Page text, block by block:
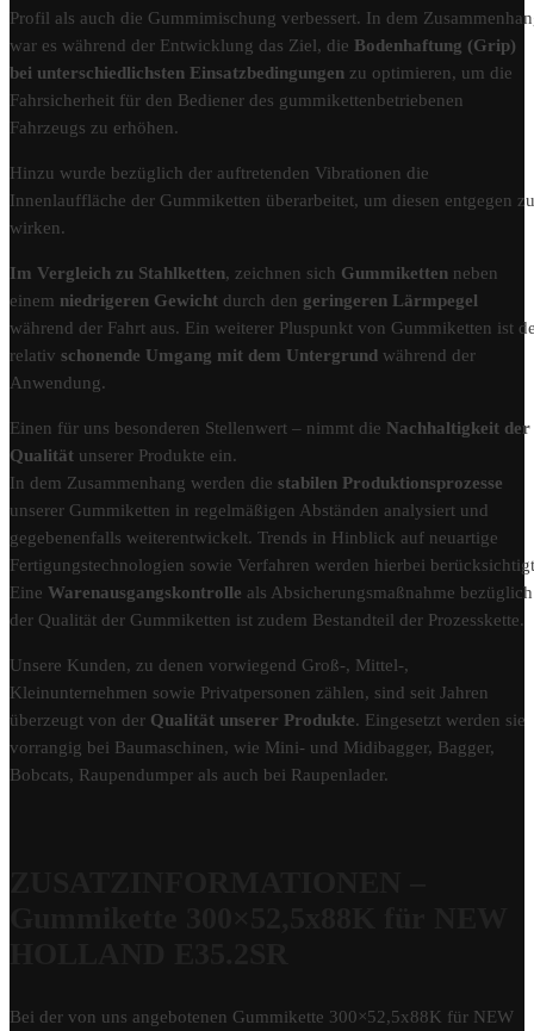
Profil als auch die Gummimischung verbessert. In dem
war es während der Entwicklung das Ziel, die Bodenhaftung (Grip)
bei unterschiedlichsten Einsatzbedingungen zu optimieren, um die
Fahrsicherheit für den Bediener des gummikettenbetriebenen
Fahrzeugs zu erhöhen.
Hinzu wurde bezüglich der auftretenden Vibrationen die
Innenlauffläche der Gummiketten überarbeitet, um diesen entgegen zu
wirken.
Im Vergleich zu Stahlketten, zeichnen sich Gummiketten neben
einem niedrigeren Gewicht durch den geringeren Lärmpegel
während der Fahrt aus. Ein weiterer Pluspunkt von Gummiketten ist
relativ schonende Umgang mit dem Untergrund während der
Anwendung.
Einen für uns besonderen Stellenwert – nimmt die Nachhaltigkeit der
Qualität unserer Produkte ein.
In dem Zusammenhang werden die stabilen Produktionsprozesse
unserer Gummiketten in regelmäßigen Abständen analysiert und
gegebenenfalls weiterentwickelt. Trends in Hinblick auf neuartige
Fertigungstechnologien sowie Verfahren werden hierbei
Eine Warenausgangskontrolle als Absicherungsmaßnahme bezüglich
der Qualität der Gummiketten ist zudem Bestandteil der Prozesskette.
Unsere Kunden, zu denen vorwiegend Groß-, Mittel-,
Kleinunternehmen sowie Privatpersonen zählen, sind seit Jahren
überzeugt von der Qualität unserer Produkte. Eingesetzt werden sie
vorrangig bei Baumaschinen, wie Mini- und Midibagger, Bagger,
Bobcats, Raupendumper als auch bei Raupenlader.
Bei der von uns angebotenen Gummikette 300×52,5x88K für NEW